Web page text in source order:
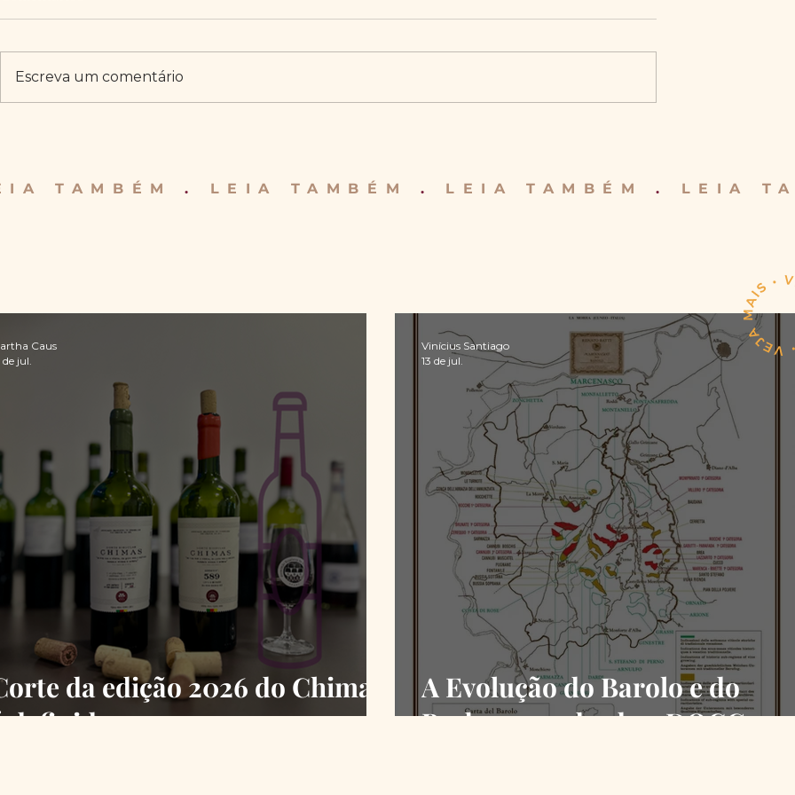
Escreva um comentário
TAMBÉM. LEIA TAMBÉM . LEIA TAMBÉM. LEIA
da edição 2026 do Chimas
definido
Caus
de jul.
A Evolução do Barolo e do
Barbaresco desde a DOCG
Vinícius Santiago
13 de jul.